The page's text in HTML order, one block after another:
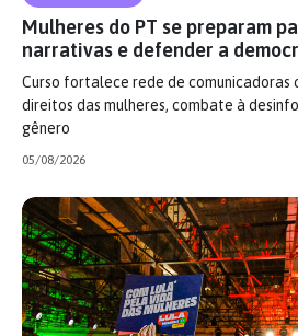
Mulheres do PT se preparam
narrativas e defender a
Curso fortalece rede de comunicadoras
direitos das mulheres, combate à
gênero
05/08/2026